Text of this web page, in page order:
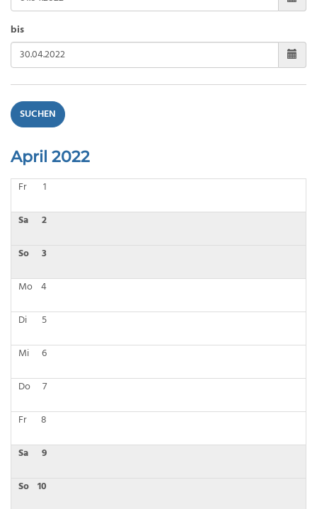
bis
SUCHEN
April 2022
Fr 1
Sa 2
So 3
Mo 4
Di 5
Mi 6
Do 7
Fr 8
Sa 9
So 10